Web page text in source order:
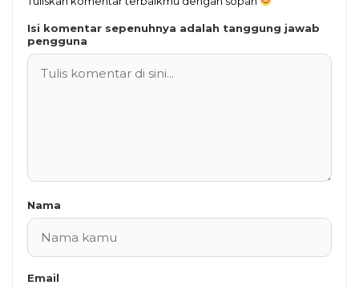
Isi komentar sepenuhnya adalah tanggung jawab
pengguna
Nama
Email